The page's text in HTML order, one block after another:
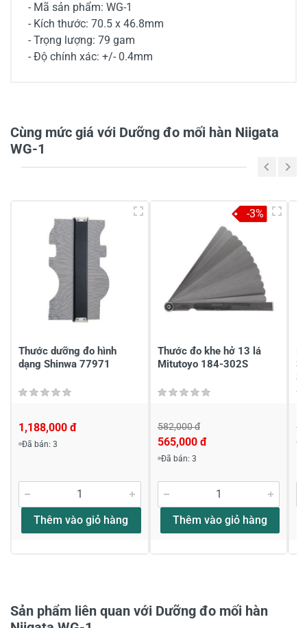
- Mã sản phẩm: WG-1
- Kích thước: 70.5 x 46.8mm
- Trọng lượng: 79 gam
- Độ chính xác: +/- 0.4mm
3
2
Chia sẻ nhận xét về sản phẩm
Đánh giá sao
Tiêu đề của nhận xét
Cùng mức giá với Dưỡng đo mối hàn Niigata
WG-1
Thước dưỡng đo hình
dạng Shinwa 77971
1,188,000 đ
Đã bán: 3
Thêm vào giỏ hàng
Thước đo khe hở 13 lá
Mitutoyo 184-302S
582,000 đ
565,000 đ
Đã bán: 3
Thêm vào giỏ hàng
-3%
Sản phẩm liên quan với Dưỡng đo mối hàn